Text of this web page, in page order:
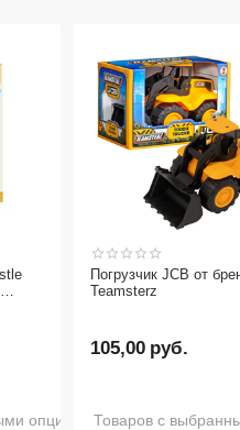
опциями нет в наличии
Погрузчик JCB от
Teamsterz
105,00 руб.
Товаров с